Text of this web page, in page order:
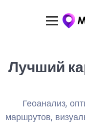
Лучший
Геоанализ,
маршрутов,